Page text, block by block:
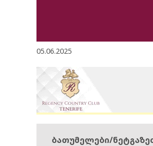
05.06.2025
ბათუმელები/